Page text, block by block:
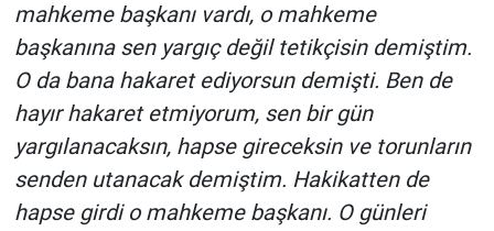
mahkeme başkanı vardı, o mahkeme
başkanına sen yargıç değil tetikçisin demiştim.
O da bana hakaret ediyorsun demişti. Ben de
hayır hakaret etmiyorum, sen bir gün
yargılanacaksın, hapse gireceksin ve torunların
senden utanacak demiştim. Hakikatten de
hapse girdi o mahkeme başkanı. O günleri